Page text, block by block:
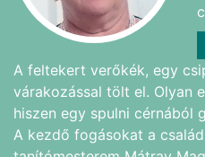
A feltekert verőkék, egy
várakozással tölt el. Olyan
hiszen egy spulni cérnából
A kezdő fogásokat a